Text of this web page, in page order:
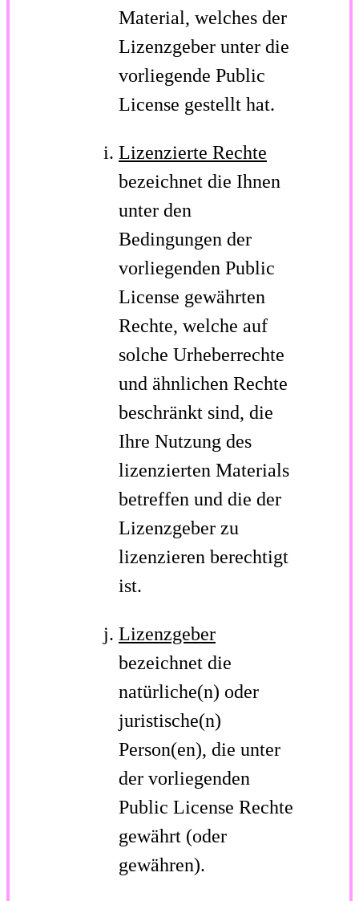
Material, welches der
Lizenzgeber unter die
vorliegende Public
License gestellt hat.
Lizenzierte Rechte
bezeichnet die Ihnen
unter den
Bedingungen der
vorliegenden Public
License gewährten
Rechte, welche auf
solche Urheberrechte
und ähnlichen Rechte
beschränkt sind, die
Ihre Nutzung des
lizenzierten Materials
betreffen und die der
Lizenzgeber zu
lizenzieren berechtigt
ist.
Lizenzgeber
bezeichnet die
natürliche(n) oder
juristische(n)
Person(en), die unter
der vorliegenden
Public License Rechte
gewährt (oder
gewähren).